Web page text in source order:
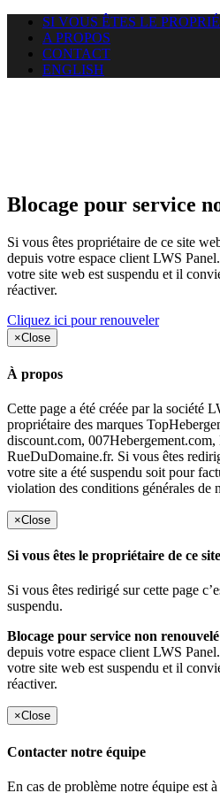
SI VOUS ÊTES LE
A PROPOS
CONTACT
ENGLISH
Blocage pour service
Si vous êtes propriétaire de ce site
depuis votre espace client LWS
votre site web est suspendu et il
réactiver.
Cliquez ici pour renouveler
×Close
À propos
Cette page a été créée par la société
propriétaire des marques
discount.com,
RueDuDomaine.fr. Si vous êtes
votre site a été suspendu soit pour
violation des conditions générales de
×Close
Si vous êtes le propriétaire de ce
Si vous êtes redirigé sur cette page
suspendu.
Blocage pour service non renouvelé
depuis votre espace client LWS
votre site web est suspendu et il
réactiver.
×Close
Contacter notre équipe
En cas de problème notre équipe est